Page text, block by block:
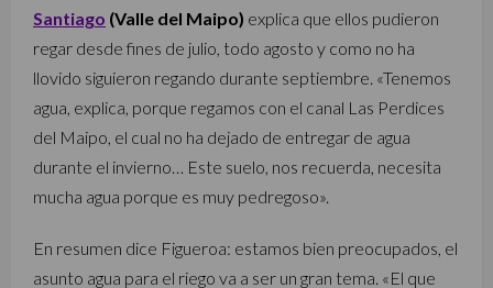
Santiago (Valle del Maipo) explica que ellos pudieron
regar desde fines de julio, todo agosto y como no ha
llovido siguieron regando durante septiembre. «Tenemos
agua, explica, porque regamos con el canal Las Perdices
del Maipo, el cual no ha dejado de entregar de agua
durante el invierno… Este suelo, nos recuerda, necesita
mucha agua porque es muy pedregoso».
En resumen dice Figueroa: estamos bien preocupados, el
asunto agua para el riego va a ser un gran tema. «El que